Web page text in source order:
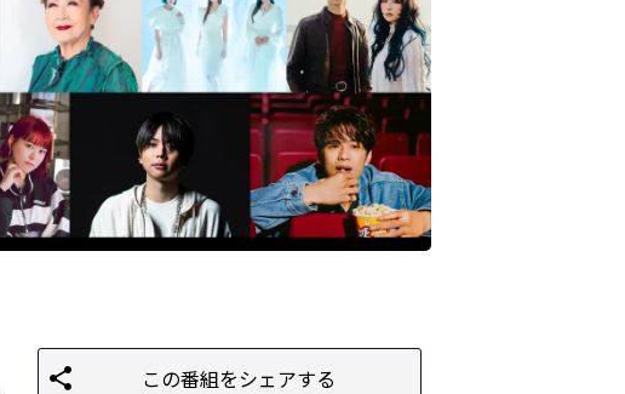
この番組をシェアする